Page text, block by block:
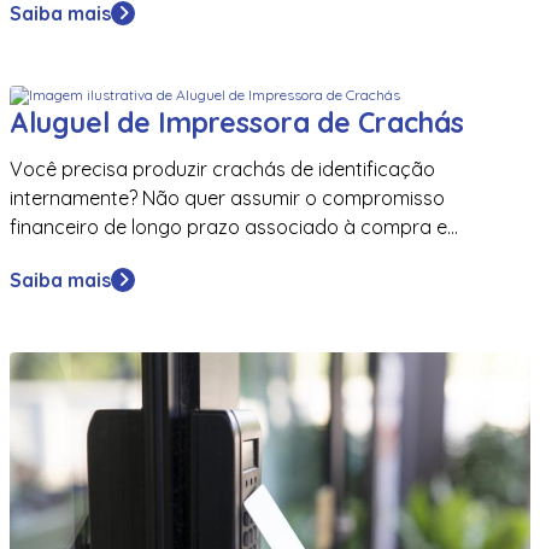
Saiba mais
Aluguel de Impressora de Crachás
Você precisa produzir crachás de identificação
internamente? Não quer assumir o compromisso
financeiro de longo prazo associado à compra e...
Saiba mais